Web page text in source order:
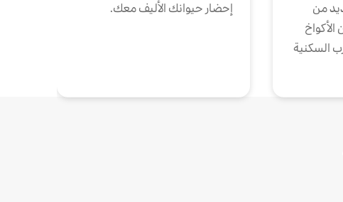
من
الأكواخ
السكنية
إحضار حيوانك الأليف معك.